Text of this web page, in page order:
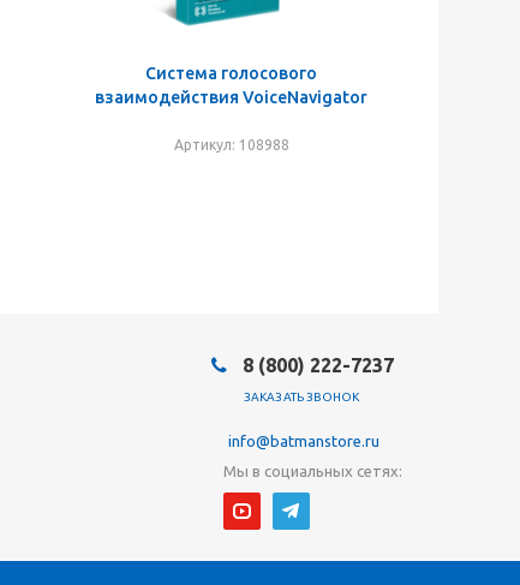
Система голосового
взаимодействия VoiceNavigator
Артикул: 108988
8 (800) 222-7237
ЗАКАЗАТЬ ЗВОНОК
info@batmanstore.ru
Мы в социальных сетях: